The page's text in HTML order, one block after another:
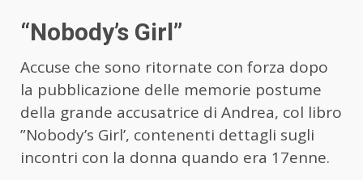
“Nobody’s Girl”
Accuse che sono ritornate con forza dopo
la pubblicazione delle memorie postume
della grande accusatrice di Andrea, col libro
”Nobody’s Girl’, contenenti dettagli sugli
incontri con la donna quando era 17enne.